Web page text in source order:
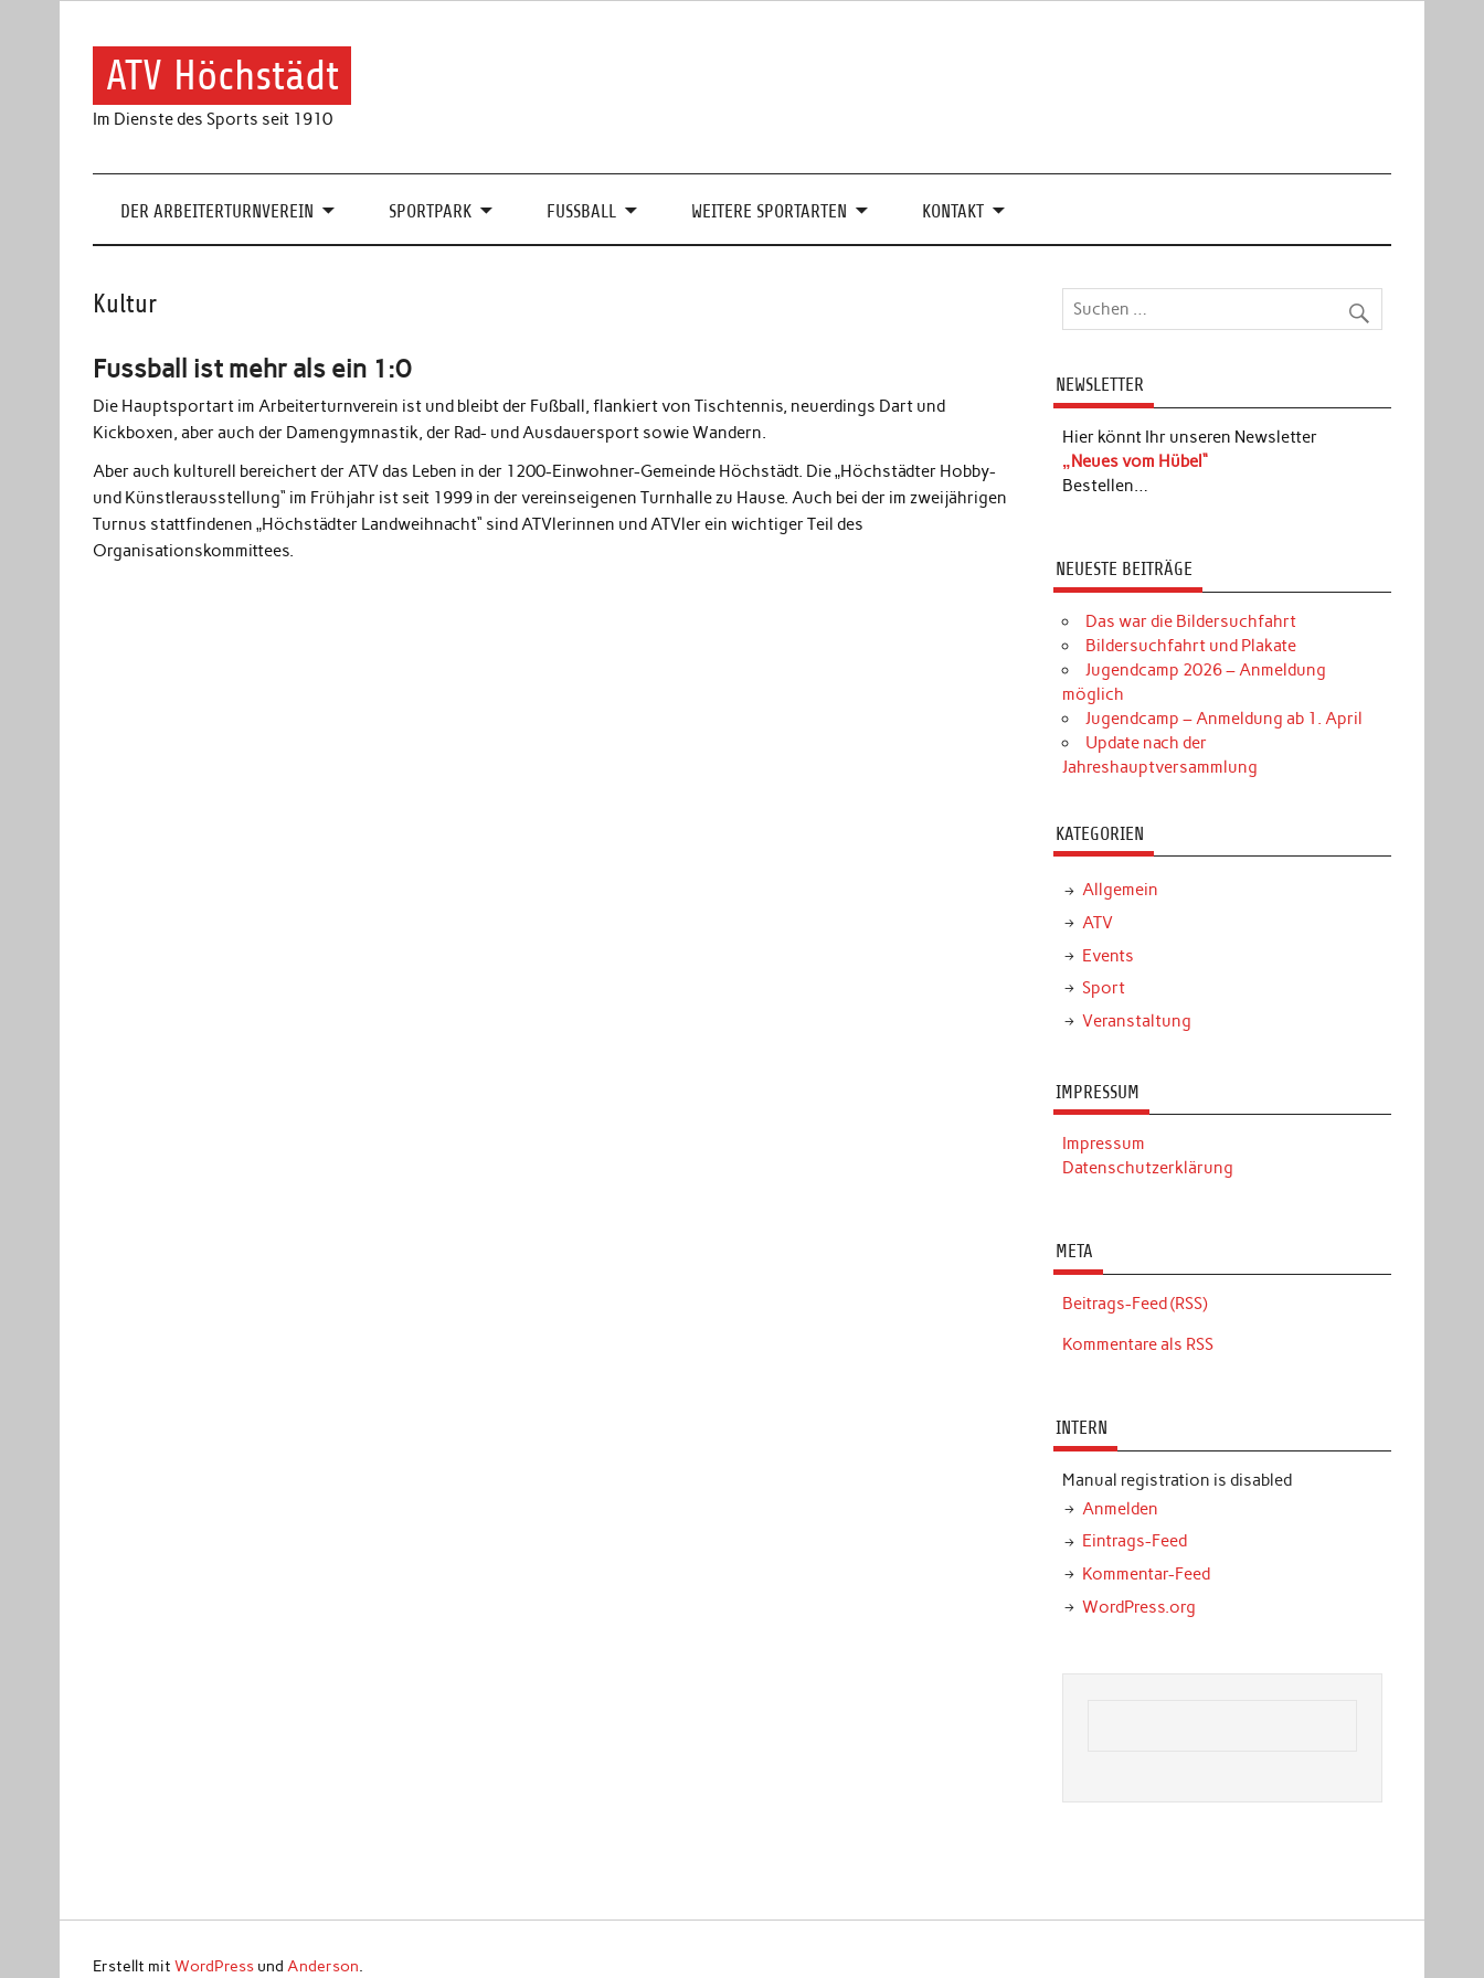
ATV Höchstädt
Im Dienste des Sports seit 1910
DER ARBEITERTURNVEREIN SPORTPARK FUSSBALL WEITERE SPORTARTEN KONTAKT
Kultur
Fussball ist mehr als ein 1:0
Die Hauptsportart im Arbeiterturnverein ist und bleibt der Fußball, flankiert von Tischtennis, neuerdings Dart und
Kickboxen, aber auch der Damengymnastik, der Rad- und Ausdauersport sowie Wandern.
Aber auch kulturell bereichert der ATV das Leben in der 1200-Einwohner-Gemeinde Höchstädt. Die „Höchstädter Hobby-
und Künstlerausstellung“ im Frühjahr ist seit 1999 in der vereinseigenen Turnhalle zu Hause. Auch bei der im zweijährigen
Turnus stattfindenen „Höchstädter Landweihnacht“ sind ATVlerinnen und ATVler ein wichtiger Teil des
Organisationskommittees.
NEWSLETTER
Hier könnt Ihr unseren Newsletter
„Neues vom Hübel“
Bestellen…
NEUESTE BEITRÄGE
Das war die Bildersuchfahrt
Bildersuchfahrt und Plakate
Jugendcamp 2026 – Anmeldung
möglich
Jugendcamp – Anmeldung ab 1. April
Update nach der
Jahreshauptversammlung
KATEGORIEN
Allgemein
ATV
Events
Sport
Veranstaltung
IMPRESSUM
Impressum
Datenschutzerklärung
META
Beitrags-Feed (RSS)
Kommentare als RSS
INTERN
Manual registration is disabled
Anmelden
Eintrags-Feed
Kommentar-Feed
WordPress.org
Erstellt mitWordPress und Anderson